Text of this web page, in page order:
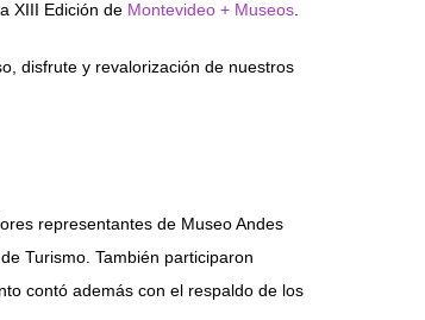
XIII Edición de Montevideo + Museos
disfrute y revalorización de nuestros
representantes de Museo Andes
Turismo. También participaron
contó además con el respaldo de los